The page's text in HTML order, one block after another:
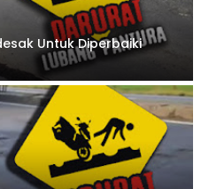
Untuk Diperbaiki